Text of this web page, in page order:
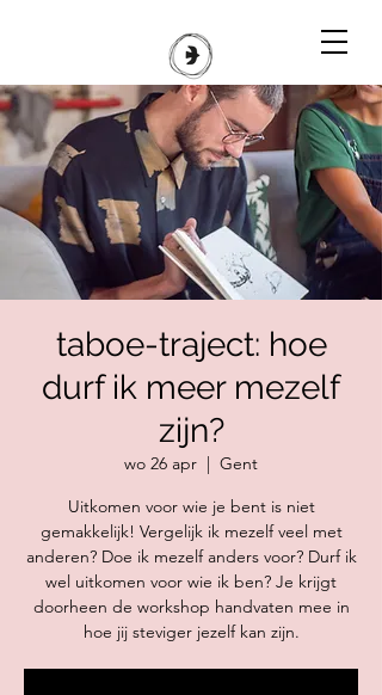
taboe-traject: hoe
durf ik meer mezelf
zijn?
wo 26 apr
  |
Gent
Uitkomen voor wie je bent is niet
gemakkelijk! Vergelijk ik mezelf veel met
anderen? Doe ik mezelf anders voor? Durf ik
wel uitkomen voor wie ik ben? Je krijgt
doorheen de workshop handvaten mee in
hoe jij steviger jezelf kan zijn.